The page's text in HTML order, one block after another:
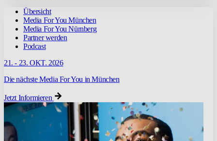
Übersicht
Media For You München
Media For You Nürnberg
Partner werden
Podcast
21. - 23. OKT. 2026
Die nächste Media For You in München
Jetzt Informieren